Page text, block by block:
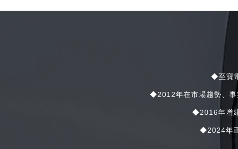
◆至寶
◆2012年在市場趨勢、事
◆2016年增
◆2024年